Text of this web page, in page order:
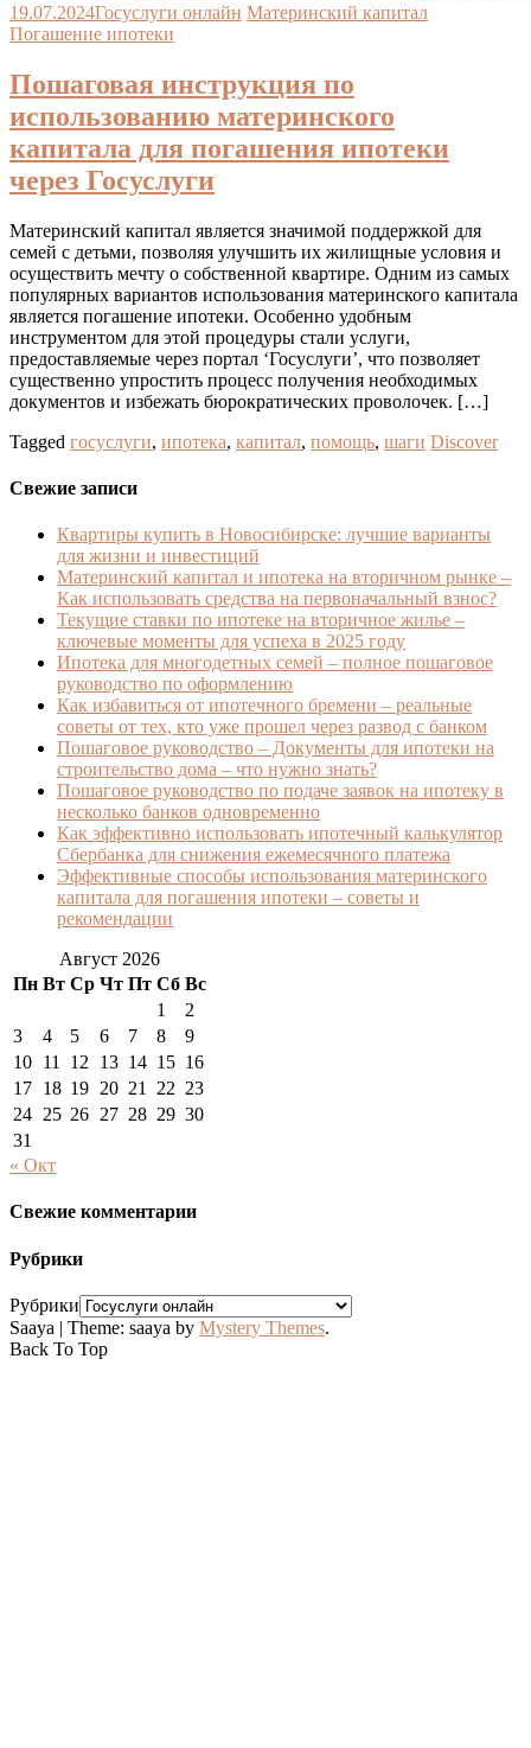
19.07.2024Госуслуги онлайн Материнский капитал
Погашение ипотеки
Пошаговая инструкция по
использованию материнского
капитала для погашения ипотеки
через Госуслуги
Материнский капитал является значимой поддержкой для
семей с детьми, позволяя улучшить их жилищные условия и
осуществить мечту о собственной квартире. Одним из самых
популярных вариантов использования материнского капитала
является погашение ипотеки. Особенно удобным
инструментом для этой процедуры стали услуги,
предоставляемые через портал ‘Госуслуги’, что позволяет
существенно упростить процесс получения необходимых
документов и избежать бюрократических проволочек. […]
Tagged госуслуги, ипотека, капитал, помощь, шаги Discover
Свежие записи
Квартиры купить в Новосибирске: лучшие варианты
для жизни и инвестиций
Материнский капитал и ипотека на вторичном рынке –
Как использовать средства на первоначальный взнос?
Текущие ставки по ипотеке на вторичное жилье –
ключевые моменты для успеха в 2025 году
Ипотека для многодетных семей – полное пошаговое
руководство по оформлению
Как избавиться от ипотечного бремени – реальные
советы от тех, кто уже прошел через развод с банком
Пошаговое руководство – Документы для ипотеки на
строительство дома – что нужно знать?
Пошаговое руководство по подаче заявок на ипотеку в
несколько банков одновременно
Как эффективно использовать ипотечный калькулятор
Сбербанка для снижения ежемесячного платежа
Эффективные способы использования материнского
капитала для погашения ипотеки – советы и
рекомендации
Август 2026
Пн Вт Ср Чт Пт Сб Вс
1
2
3
4 5 6 7 8
9
10 11 12 13 14 15 16
17 18 19 20 21 22 23
24 25 26 27 28 29 30
31
« Окт
Свежие комментарии
Рубрики
Рубрики
Saaya | Theme: saaya by Mystery Themes.
Back To Top